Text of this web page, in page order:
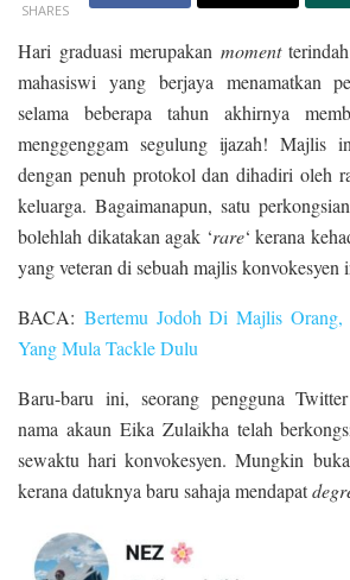
SHARES
Hari graduasi merupakan moment
mahasiswi yang berjaya menamatkan
selama beberapa tahun akhirnya
menggenggam segulung ijazah! Majlis
dengan penuh protokol dan dihadiri oleh
keluarga. Bagaimanapun, satu
bolehlah dikatakan agak ‘rare‘ kerana
yang veteran di sebuah majlis konvokesyen
BACA: Bertemu Jodoh Di Majlis Orang,
Yang Mula Tackle Dulu
Baru-baru ini, seorang pengguna
nama akaun Eika Zulaikha telah
sewaktu hari konvokesyen. Mungkin
kerana datuknya baru sahaja mendapat